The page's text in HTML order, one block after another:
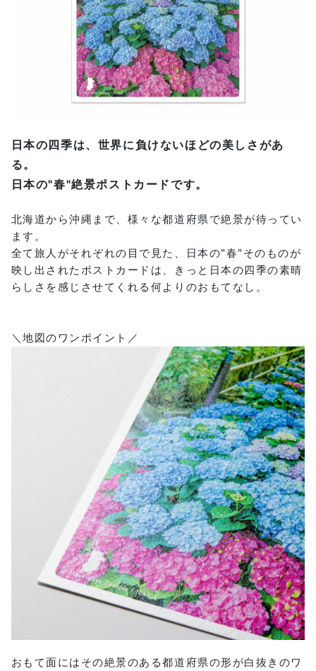
日本の四季は、世界に負けないほどの美しさがあ
る。
日本の"春"絶景ポストカードです。
北海道から沖縄まで、様々な都道府県で絶景が待ってい
ます。
全て旅人がそれぞれの目で見た、日本の"春"そのものが
映し出されたポストカードは、きっと日本の四季の素晴
らしさを感じさせてくれる何よりのおもてなし。
＼地図のワンポイント／
おもて面にはその絶景のある都道府県の形が白抜きのワ